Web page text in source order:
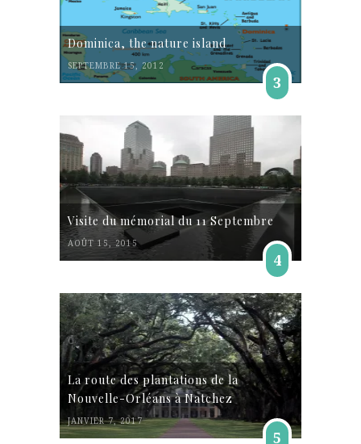
Dominica, the nature island
SEPTEMBRE 15, 2012
3
Visite du mémorial du 11 Septembre
AOÛT 15, 2015
4
La route des plantations de la
Nouvelle-Orléans à Natchez
JANVIER 7, 2017
5